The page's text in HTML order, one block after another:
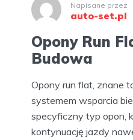
Napisane przez
auto-set.pl
Opony Run
Budowa
Opony run flat, znane
systemem wsparcia
specyficzny typ opon,
kontynuację jazdy